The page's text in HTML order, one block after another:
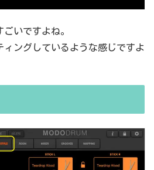
いですよね。
ィングしているような感じですよ